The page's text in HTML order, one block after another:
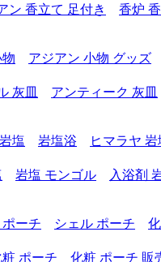
ン 香立て 足付き 香炉
アジアン 小物 グッズ
灰皿 アンティーク 灰皿
塩 岩塩浴
ヒマラヤ
岩塩 モンゴル 入浴剤
ーチ シェル ポーチ
ポーチ 化粧 ポーチ 販